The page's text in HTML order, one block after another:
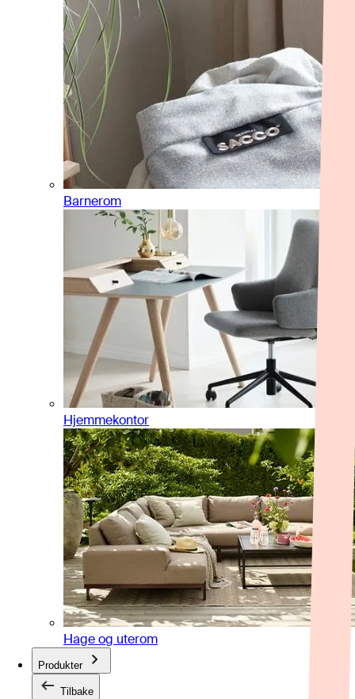
Barnerom
Hjemmekontor
Hage og uterom
Produkter
Tilbake